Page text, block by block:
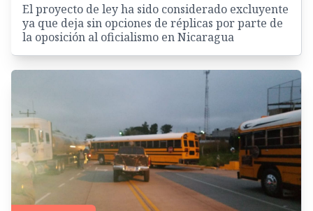
El proyecto de ley ha sido considerado excluyente
ya que deja sin opciones de réplicas por parte de
la oposición al oficialismo en Nicaragua